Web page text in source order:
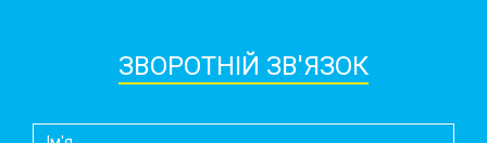
ЗВОРОТНІЙ ЗВ'ЯЗОК